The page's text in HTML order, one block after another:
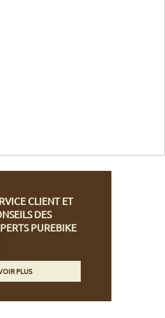
CLIENT ET
DES
PUREBIKE
PLUS